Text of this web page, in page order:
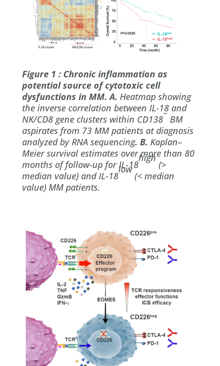
Figure 1 : Chronic inflammation as
potential source of cytotoxic cell
dysfunctions in MM. A. Heatmap showing
the inverse correlation between IL-18 and
NK/CD8 gene clusters within CD138
–
BM
aspirates from 73 MM patients at diagnosis
analyzed by RNA sequencing. B. Kaplan–
Meier survival estimates over more than 80
months of follow-up for IL-18
high
(>
median value) and IL-18
low
(< median
value) MM patients.